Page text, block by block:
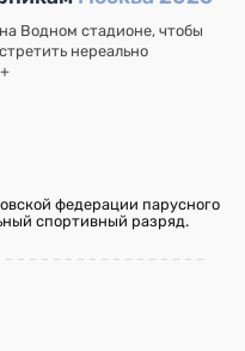
Водном стадионе, чтобы
нереально
федерации парусного
спортивный разряд.